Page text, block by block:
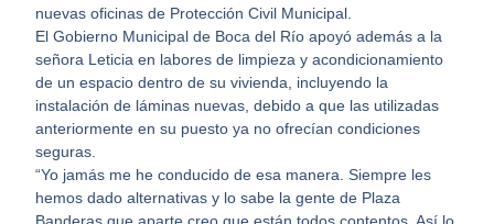
nuevas oficinas de Protección Civil Municipal.
El Gobierno Municipal de Boca del Río apoyó además a la
señora Leticia en labores de limpieza y acondicionamiento
de un espacio dentro de su vivienda, incluyendo la
instalación de láminas nuevas, debido a que las utilizadas
anteriormente en su puesto ya no ofrecían condiciones
seguras.
“Yo jamás me he conducido de esa manera. Siempre les
hemos dado alternativas y lo sabe la gente de Plaza
Banderas que aparte creo que están todos contentos. Así lo